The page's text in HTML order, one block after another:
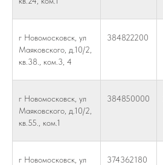
г Новомосковск, ул
Маяковского, д.10/2,
кв.38., ком.3, 4
384822200
г Новомосковск, ул
Маяковского, д.10/2,
кв.55., ком.1
384850000
г Новомосковск, ул
374362180